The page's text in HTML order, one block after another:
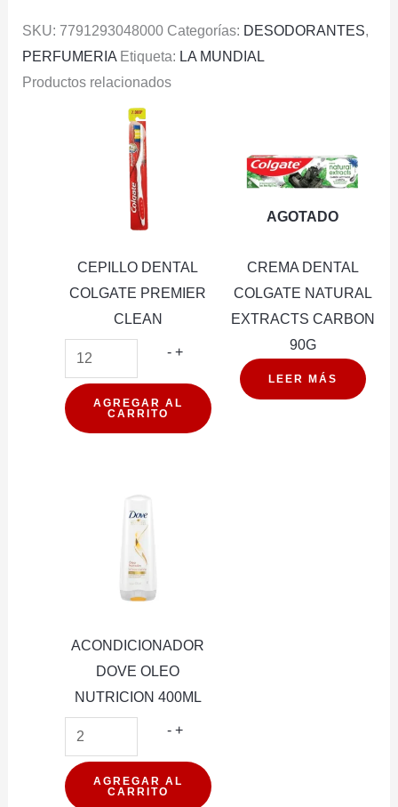
SKU: 7791293048000 Categorías: DESODORANTES,
PERFUMERIA Etiqueta: LA MUNDIAL
Productos relacionados
CEPILLO DENTAL
COLGATE PREMIER
CLEAN
- CEPILLO
COLGATE
PREMIER
+
AGREGAR AL
CARRITO
AGOTADO
CREMA DENTAL
COLGATE NATURAL
EXTRACTS CARBON
90G
LEER MÁS
ACONDICIONADOR
DOVE OLEO
NUTRICION 400ML
- ACONDICIONADOR
OLEO
+
AGREGAR AL
CARRITO